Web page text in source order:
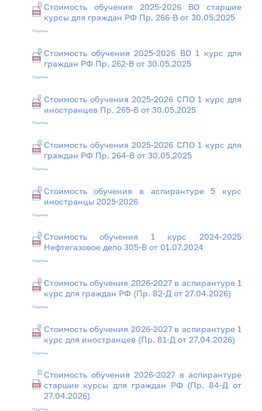
Стоимость обучения 2025-2026 ВО старшие
курсы для граждан РФ Пр. 266-В от 30.05.2025
Подпись
Стоимость обучения 2025-2026 ВО 1 курс для
граждан РФ Пр. 262-В от 30.05.2025
Подпись
Стоимость обучения 2025-2026 СПО 1 курс для
иностранцев Пр. 265-В от 30.05.2025
Подпись
Стоимость обучения 2025-2026 СПО 1 курс для
граждан РФ Пр. 264-В от 30.05.2025
Подпись
Стоимость обучения в аспирантуре 5 курс
иностранцы 2025-2026
Подпись
Стоимость обучения 1 курс 2024-2025
Нефтегазовое дело 305-В от 01.07.2024
Подпись
Стоимость обучения 2026-2027 в аспирантуре 1
курс для граждан РФ (Пр. 82-Д от 27.04.2026)
Подпись
Стоимость обучения 2026-2027 в аспирантуре 1
курс для иностранцев (Пр. 81-Д от 27.04.2026)
Подпись
Стоимость обучения 2026-2027 в аспирантуре
старшие курсы для граждан РФ (Пр. 84-Д от
27.04.2026)
Подпись